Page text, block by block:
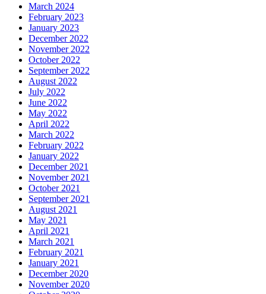
March 2024
February 2023
January 2023
December 2022
November 2022
October 2022
September 2022
August 2022
July 2022
June 2022
May 2022
April 2022
March 2022
February 2022
January 2022
December 2021
November 2021
October 2021
September 2021
August 2021
May 2021
April 2021
March 2021
February 2021
January 2021
December 2020
November 2020